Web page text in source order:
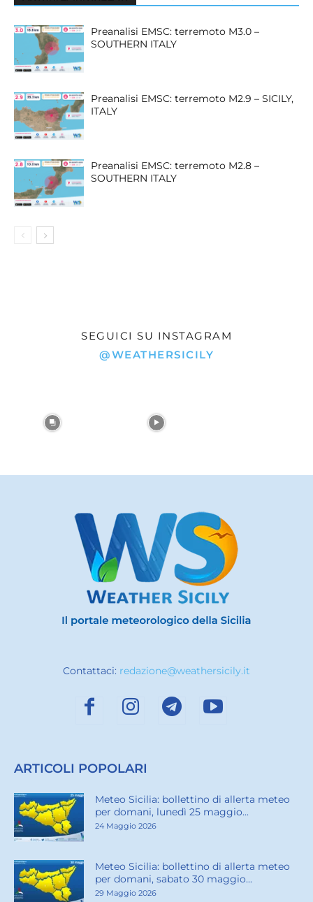
Preanalisi EMSC: terremoto M3.0 –
SOUTHERN ITALY
Preanalisi EMSC: terremoto M2.9 – SICILY,
ITALY
Preanalisi EMSC: terremoto M2.8 –
SOUTHERN ITALY
SEGUICI SU INSTAGRAM
@WEATHERSICILY
Contattaci: redazione@weathersicily.it
ARTICOLI POPOLARI
Meteo Sicilia: bollettino di allerta meteo
per domani, lunedì 25 maggio...
24 Maggio 2026
Meteo Sicilia: bollettino di allerta meteo
per domani, sabato 30 maggio...
29 Maggio 2026